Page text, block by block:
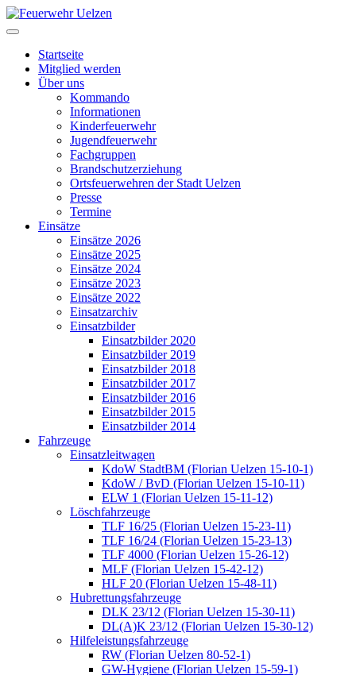
Startseite
Mitglied werden
Über uns
Kommando
Informationen
Kinderfeuerwehr
Jugendfeuerwehr
Fachgruppen
Brandschutzerziehung
Ortsfeuerwehren der Stadt Uelzen
Presse
Termine
Einsätze
Einsätze 2026
Einsätze 2025
Einsätze 2024
Einsätze 2023
Einsätze 2022
Einsatzarchiv
Einsatzbilder
Einsatzbilder 2020
Einsatzbilder 2019
Einsatzbilder 2018
Einsatzbilder 2017
Einsatzbilder 2016
Einsatzbilder 2015
Einsatzbilder 2014
Fahrzeuge
Einsatzleitwagen
KdoW StadtBM (Florian Uelzen 15-10-1)
KdoW / BvD (Florian Uelzen 15-10-11)
ELW 1 (Florian Uelzen 15-11-12)
Löschfahrzeuge
TLF 16/25 (Florian Uelzen 15-23-11)
TLF 16/24 (Florian Uelzen 15-23-13)
TLF 4000 (Florian Uelzen 15-26-12)
MLF (Florian Uelzen 15-42-12)
HLF 20 (Florian Uelzen 15-48-11)
Hubrettungsfahrzeuge
DLK 23/12 (Florian Uelzen 15-30-11)
DL(A)K 23/12 (Florian Uelzen 15-30-12)
Hilfeleistungsfahrzeuge
RW (Florian Uelzen 80-52-1)
GW-Hygiene (Florian Uelzen 15-59-1)